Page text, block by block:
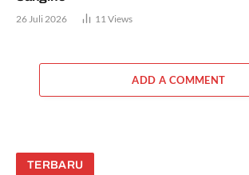
26 Juli 2026 11Views
ADD A COMMENT
TERBARU